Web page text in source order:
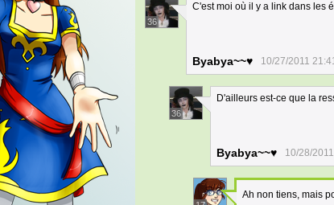
36
C'est moi où il y a link dans les
Byabya~~♥ 10/27/2011
36
D'ailleurs est-ce que la
Byabya~~♥ 10/28/
Ah non tiens, mais